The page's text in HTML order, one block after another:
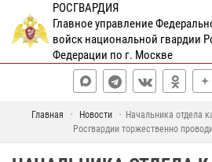
РОСГВАРДИЯ
Главное управление
войск национальной гвардии
Федерации по г. Москве
Главная Новости
Начальника отдела
Росгвардии торжественно